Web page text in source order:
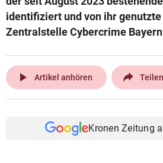
identifiziert und von ihr
Zentralstelle Cybercrime
play_arrow Artikel anhören Teilen
Kronen Zeitung